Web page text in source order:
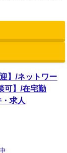
】/ネットワー
可】/在宅勤
求人